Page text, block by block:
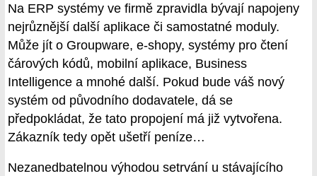
Na ERP systémy ve firmě zpravidla bývají napojeny
nejrůznější další aplikace či samostatné moduly.
Může jít o Groupware, e-shopy, systémy pro čtení
čárových kódů, mobilní aplikace, Business
Intelligence a mnohé další. Pokud bude váš nový
systém od původního dodavatele, dá se
předpokládat, že tato propojení má již vytvořena.
Zákazník tedy opět ušetří peníze…
Nezanedbatelnou výhodou setrvání u stávajícího